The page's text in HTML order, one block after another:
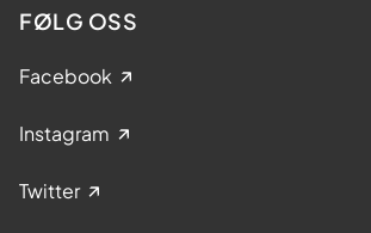
FØLG OSS
Facebook
Instagram
Twitter